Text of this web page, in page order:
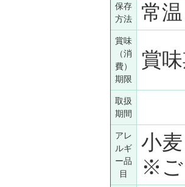
保存
方法
常
賞味
（消
費）
期限
賞
取扱
期間
アレ
ルギ
ー品
目
小麦
※ご